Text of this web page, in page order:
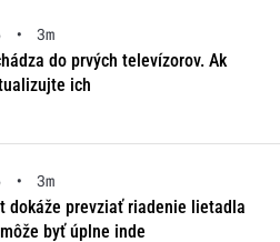
•
3m
do prvých televízorov. Ak
ich
•
3m
dokáže prevziať riadenie lietadla
byť úplne inde